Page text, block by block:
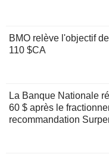
BMO relève l'objectif
110 $CA
La Banque Nationale
60 $ après le
recommandation